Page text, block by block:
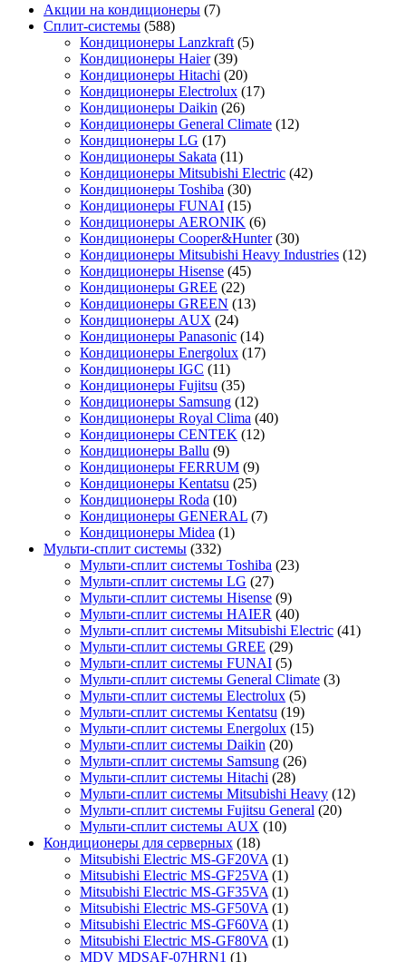
Акции на кондиционеры (7)
Сплит-системы (588)
Кондиционеры Lanzkraft (5)
Кондиционеры Haier (39)
Кондиционеры Hitachi (20)
Кондиционеры Electrolux (17)
Кондиционеры Daikin (26)
Кондиционеры General Climate (12)
Кондиционеры LG (17)
Кондиционеры Sakata (11)
Кондиционеры Mitsubishi Electric (42)
Кондиционеры Toshiba (30)
Кондиционеры FUNAI (15)
Кондиционеры AERONIK (6)
Кондиционеры Cooper&Hunter (30)
Кондиционеры Mitsubishi Heavy Industries (12)
Кондиционеры Hisense (45)
Кондиционеры GREE (22)
Кондиционеры GREEN (13)
Кондиционеры AUX (24)
Кондиционеры Panasonic (14)
Кондиционеры Energolux (17)
Кондиционеры IGC (11)
Кондиционеры Fujitsu (35)
Кондиционеры Samsung (12)
Кондиционеры Royal Clima (40)
Кондиционеры CENTEK (12)
Кондиционеры Ballu (9)
Кондиционеры FERRUM (9)
Кондиционеры Kentatsu (25)
Кондиционеры Roda (10)
Кондиционеры GENERAL (7)
Кондиционеры Midea (1)
Мульти-сплит системы (332)
Мульти-сплит системы Toshiba (23)
Мульти-сплит системы LG (27)
Мульти-сплит системы Hisense (9)
Мульти-сплит системы HAIER (40)
Мульти-сплит системы Mitsubishi Electric (41)
Мульти-сплит системы GREE (29)
Мульти-сплит системы FUNAI (5)
Мульти-сплит системы General Climate (3)
Мульти-сплит системы Electrolux (5)
Мульти-сплит системы Kentatsu (19)
Мульти-сплит системы Energolux (15)
Мульти-сплит системы Daikin (20)
Мульти-сплит системы Samsung (26)
Мульти-сплит системы Hitachi (28)
Мульти-сплит системы Mitsubishi Heavy (12)
Мульти-сплит системы Fujitsu General (20)
Мульти-сплит системы AUX (10)
Кондиционеры для серверных (18)
Mitsubishi Electric MS-GF20VA (1)
Mitsubishi Electric MS-GF25VA (1)
Mitsubishi Electric MS-GF35VA (1)
Mitsubishi Electric MS-GF50VA (1)
Mitsubishi Electric MS-GF60VA (1)
Mitsubishi Electric MS-GF80VA (1)
MDV MDSAF-07HRN1 (1)